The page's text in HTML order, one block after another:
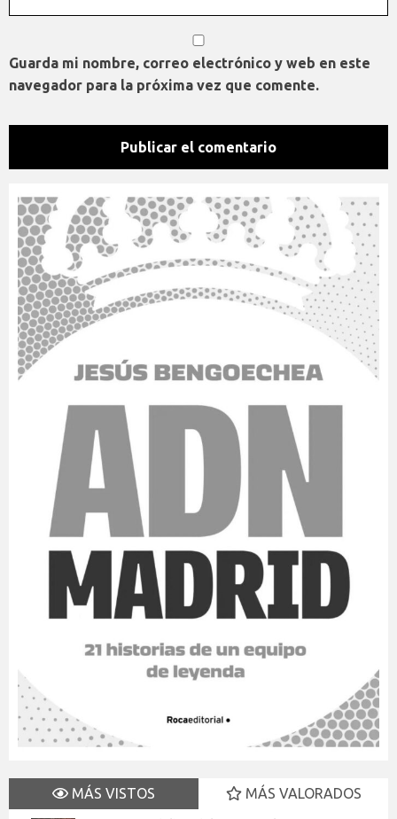
Guarda mi nombre, correo electrónico y web en este
navegador para la próxima vez que comente.
MÁS VISTOS
MÁS VALORADOS